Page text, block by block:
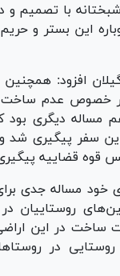
با تصمیم
این بستر و
افزود:
در خصوص عدم
مساله دیگری بود
سفر پیگیری
قوه قضاییه
خود مساله جدی
از زمین‌های
ساخت در این
در